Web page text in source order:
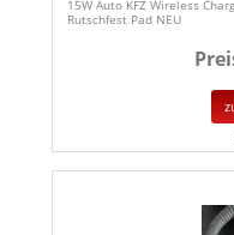
15W Auto KFZ Wireless
Rutschfest Pad NEU